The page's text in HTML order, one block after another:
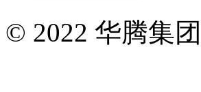
© 2022 华腾集